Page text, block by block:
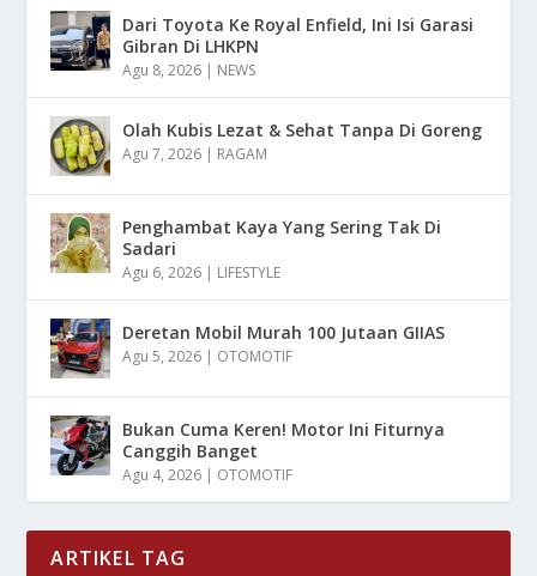
Dari Toyota Ke Royal Enfield, Ini Isi Garasi
Gibran Di LHKPN
Agu 8, 2026 | NEWS
Olah Kubis Lezat & Sehat Tanpa Di Goreng
Agu 7, 2026 | RAGAM
Penghambat Kaya Yang Sering Tak Di
Sadari
Agu 6, 2026 | LIFESTYLE
Deretan Mobil Murah 100 Jutaan GIIAS
Agu 5, 2026 | OTOMOTIF
Bukan Cuma Keren! Motor Ini Fiturnya
Canggih Banget
Agu 4, 2026 | OTOMOTIF
ARTIKEL TAG